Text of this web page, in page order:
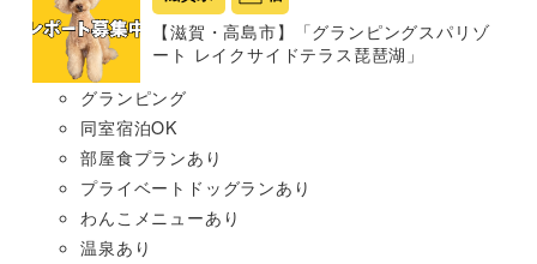
【滋賀・高島市】「グランピングスパリゾ
ート レイクサイドテラス琵琶湖」
グランピング
同室宿泊OK
部屋食プランあり
プライベートドッグランあり
わんこメニューあり
温泉あり